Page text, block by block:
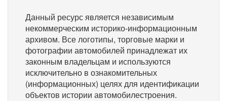
Данный ресурс является независимым
некоммерческим историко-информационным
архивом. Все логотипы, торговые марки и
фотографии автомобилей принадлежат их
законным владельцам и используются
исключительно в ознакомительных
(информационных) целях для идентификации
объектов истории автомобилестроения.